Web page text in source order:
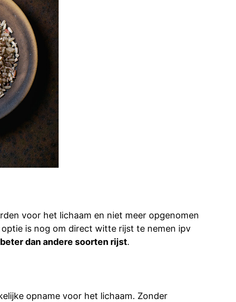
voor het lichaam en niet meer opgenomen
is nog om direct witte rijst te nemen ipv
dan andere soorten rijst.
opname voor het lichaam. Zonder